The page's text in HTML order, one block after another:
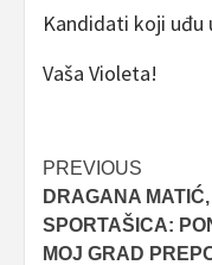
Kandidati koji uđu
Vaša Violeta!
Post
PREVIOUS
DRAGANA
SPORTAŠICA:
MOJ GRAD